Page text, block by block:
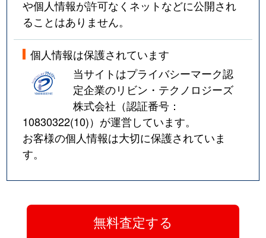
や個人情報が許可なくネットなどに公開され
ることはありません。
個人情報は保護されています
当サイトはプライバシーマーク認
定企業のリビン・テクノロジーズ
株式会社（認証番号：
10830322(10)）が運営しています。
お客様の個人情報は大切に保護されていま
す。